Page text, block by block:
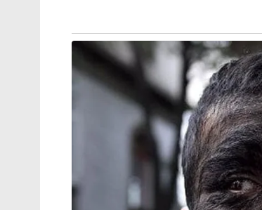
അനുവദനീയമാണ്.
തീയതിയെക്കുറിച്ച് നിരവധി
ജൂലൈ 7-ന് ടെഹ്റാന് തെക്കുള്ള
ടെഹ്റാൻ, മഷാദ്, ഖോം
കോടിയോളം ജനങ്ങൾ
ഇറാന്റെ സ്ഥാപകൻ ആയത്തുള്ള
കോടി ജനങ്ങളുടെ റെക്കോർഡ്
ഉൾപ്പെടെയുള്ള പ്രമുഖ
അതേസമയം, അലി ഖമേനിയുടെ